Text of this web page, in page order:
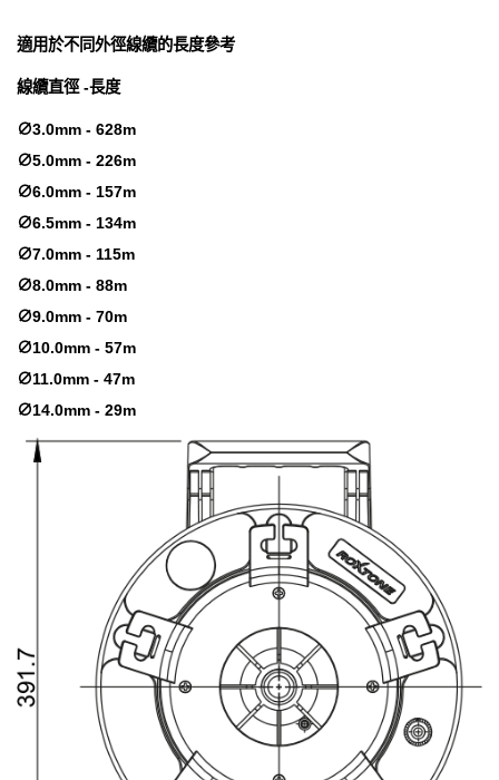
適用於不同外徑線纜的長度參考
線纜直徑 -長度
∅3.0mm - 628m
∅5.0mm - 226m
∅6.0mm - 157m
∅6.5mm - 134m
∅7.0mm - 115m
∅8.0mm - 88m
∅9.0mm - 70m
∅10.0mm - 57m
∅11.0mm - 47m
∅14.0mm - 29m